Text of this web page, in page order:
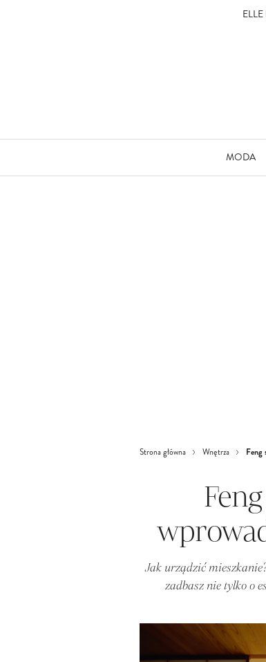
MODA
Strona główna Wnętrza Feng
Jak urządzić
zadbasz nie tylko o